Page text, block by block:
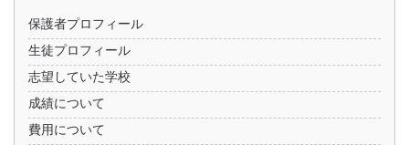
保護者プロフィール
生徒プロフィール
志望していた学校
成績について
費用について